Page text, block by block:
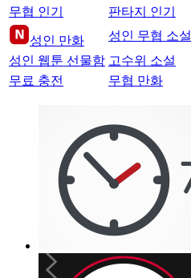
무협 인기
판타지 인기
성인 만화
성인 무협 소설
성인 웹툰 선물함 고수위 소설
무료 충전
무협 만화